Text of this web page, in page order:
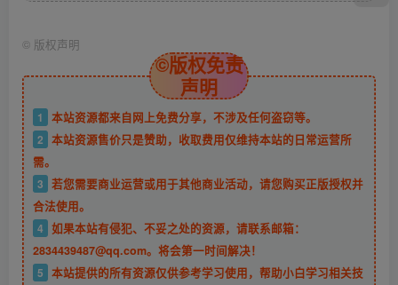
© 版权声明
©版权免责
声明
1
本站资源都来自网上免费分享，不涉及任何盗窃等。
2 本站资源售价只是赞助，收取费用仅维持本站的日常运营所
需。
3 若您需要商业运营或用于其他商业活动，请您购买正版授权并
合法使用。
4 如果本站有侵犯、不妥之处的资源，请联系邮箱：
2834439487@qq.com。将会第一时间解决！
5 本站提供的所有资源仅供参考学习使用，帮助小白学习相关技